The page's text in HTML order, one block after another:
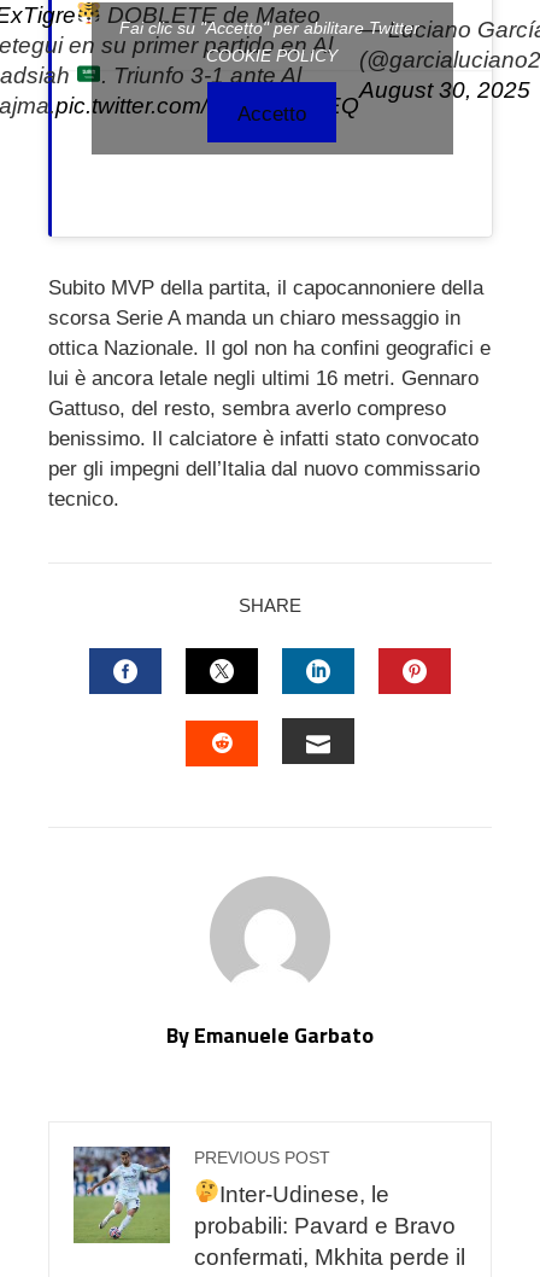
DOBLETE de Mateo
en su primer partido en Al
. Triunfo 3-1 ante Al
pic.twitter.com/YQAn71SuEQ
— Luciano
August 30, 2025
Fai clic su "Accetto" per abilitare Twitter
COOKIE POLICY
Accetto
Subito MVP della partita, il capocannoniere della
scorsa Serie A manda un chiaro messaggio in
ottica Nazionale. Il gol non ha confini geografici e
lui è ancora letale negli ultimi 16 metri. Gennaro
Gattuso, del resto, sembra averlo compreso
benissimo. Il calciatore è infatti stato convocato
per gli impegni dell’Italia dal nuovo commissario
tecnico.
SHARE
FACEBOOKTWITTERLINKEDIN
By Emanuele Garbato
PREVIOUS POST
Inter-Udinese, le
probabili: Pavard e Bravo
confermati, Mkhita perde il